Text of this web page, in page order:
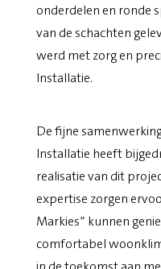
onderdelen en ronde
van de schachten
werd met zorg en
Installatie.
De fijne
Installatie heeft
realisatie van dit
expertise zorgen
Markies” kunnen
comfortabel